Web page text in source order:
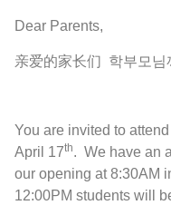
Dear Parents,
亲爱的家长们 학부모님
You are invited to
April 17th. We have an
our opening at 8:30AM
12:00PM students will